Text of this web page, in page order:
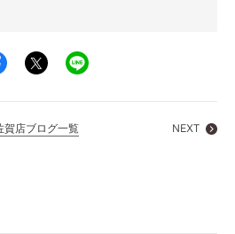
賀店ブログ一覧 NEXT